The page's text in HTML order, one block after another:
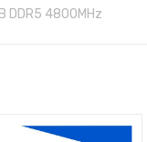
DDR5 4800MHz